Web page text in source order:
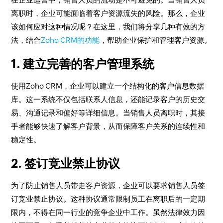
离职时，企业可能面临着客户资源流失的风险。那么，企业
该如何应对这种情况呢？在这里，我们将分享几种有效的方
法，结合Zoho CRM的功能 ，帮助企业保护和管理客户资源。
1. 建立完善的客户管理系统
使用Zoho CRM，企业可以建立一个结构化的客户信息数据
库。这一系统不仅包括联系人信息，还能记录客户的历史交
易、沟通记录和偏好等详细信息。当销售人员离职时，其接
手者能够快速了解客户背景，从而保障客户关系的连续性和
稳定性。
2. 签订竞业禁止协议
为了防止销售人员带走客户资源，企业可以要求销售人员签
订竞业禁止协议。这种协议通常限制员工在离职后的一定期
限内，不得在同一行业的竞争企业中工作。虽然法律效力因